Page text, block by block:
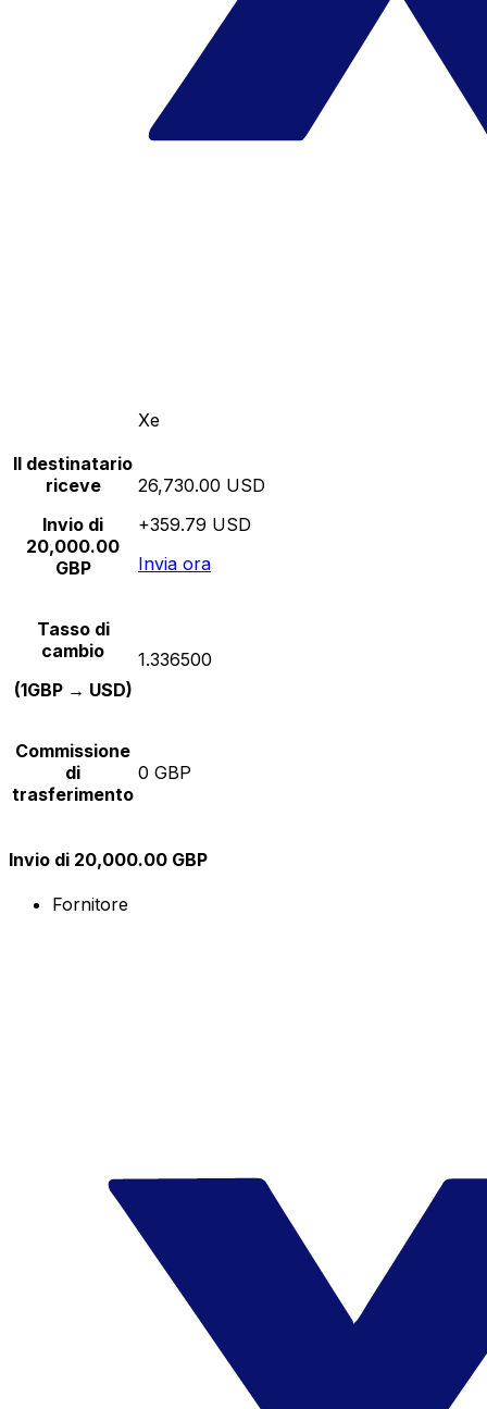
Xe
Il destinatario
riceve
Invio di
20,000.00
GBP
26,730.00 USD
+359.79 USD
Invia ora
Tasso di
cambio
(1GBP → USD)
1.336500
Commissione
di
trasferimento
0 GBP
Invio di 20,000.00 GBP
Fornitore